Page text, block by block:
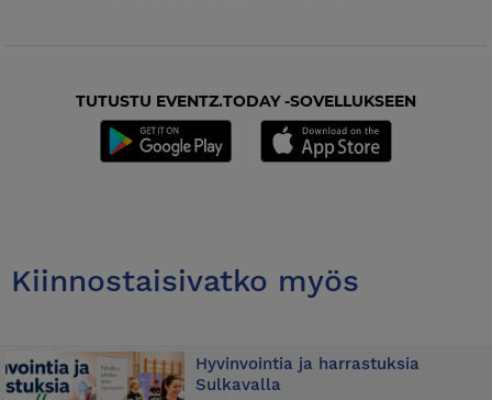
TUTUSTU EVENTZ.TODAY -SOVELLUKSEEN
Kiinnostaisivatko myös
Hyvinvointia ja harrastuksia
Sulkavalla